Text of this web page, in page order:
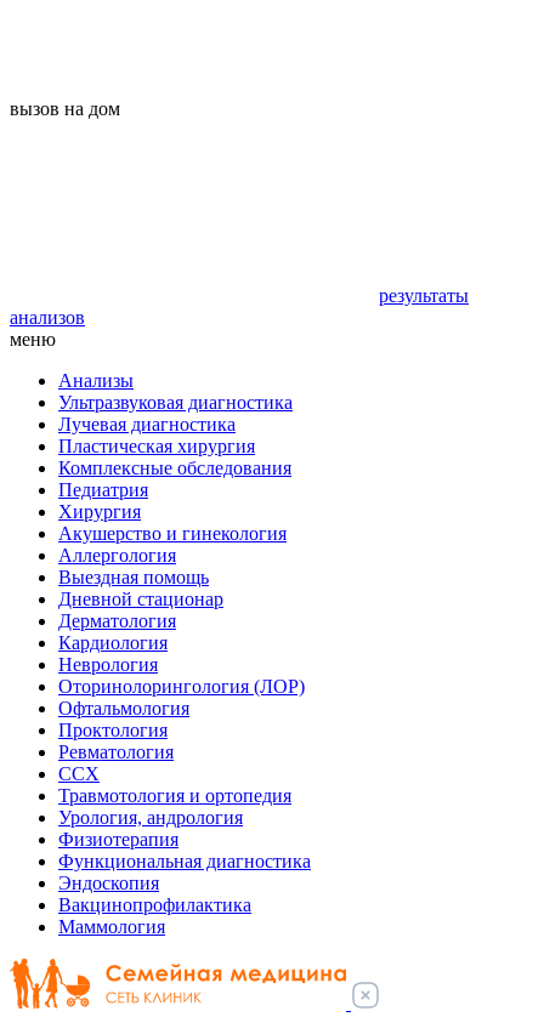
вызов на дом
результаты
анализов
меню
Анализы
Ультразвуковая диагностика
Лучевая диагностика
Пластическая хирургия
Комплексные обследования
Педиатрия
Хирургия
Акушерство и гинекология
Аллергология
Выездная помощь
Дневной стационар
Дерматология
Кардиология
Неврология
Оторинолорингология (ЛОР)
Офтальмология
Проктология
Ревматология
ССХ
Травмотология и ортопедия
Урология, андрология
Физиотерапия
Функциональная диагностика
Эндоскопия
Вакцинопрофилактика
Маммология